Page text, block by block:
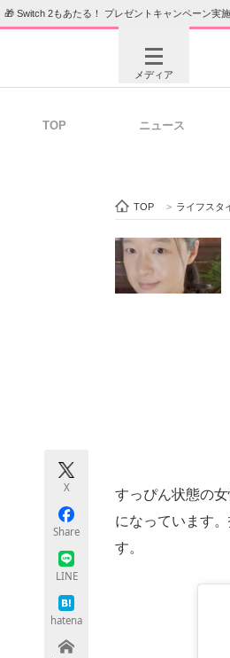
🎁 Switch 2もあたる！ プレゼントキャンペーン実施
メディア
ビジネスと働き
ちょっと気にな
TOP ニュース
TOP > ライフスタ
X
Share
LINE
hatena
すっぴん状態の
になっています
す。